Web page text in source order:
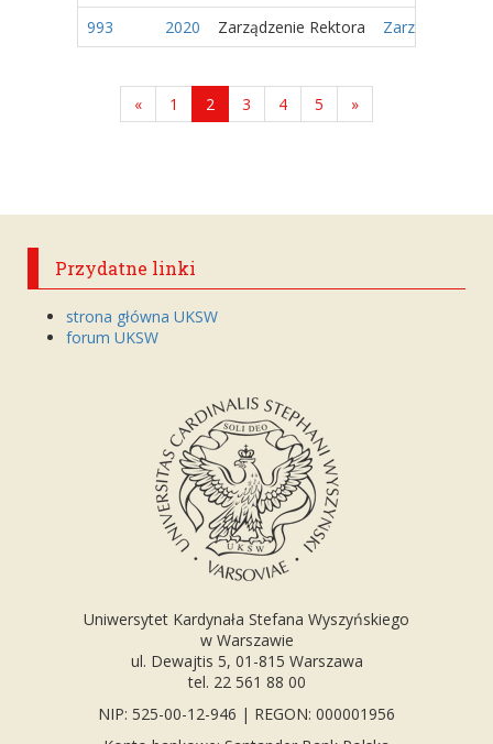
993
2020 Zarządzenie Rektora Zarządzenie
« 1 2 3 4 5 »
Przydatne linki
strona główna UKSW
forum UKSW
Uniwersytet Kardynała Stefana Wyszyńskiego
w Warszawie
ul. Dewajtis 5, 01-815 Warszawa
tel. 22 561 88 00
NIP: 525-00-12-946 | REGON: 000001956